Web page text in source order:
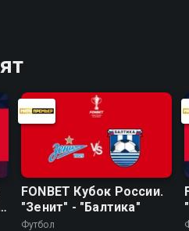
FONBET Кубок России.
"Зенит" - "Балтика"
Футбол